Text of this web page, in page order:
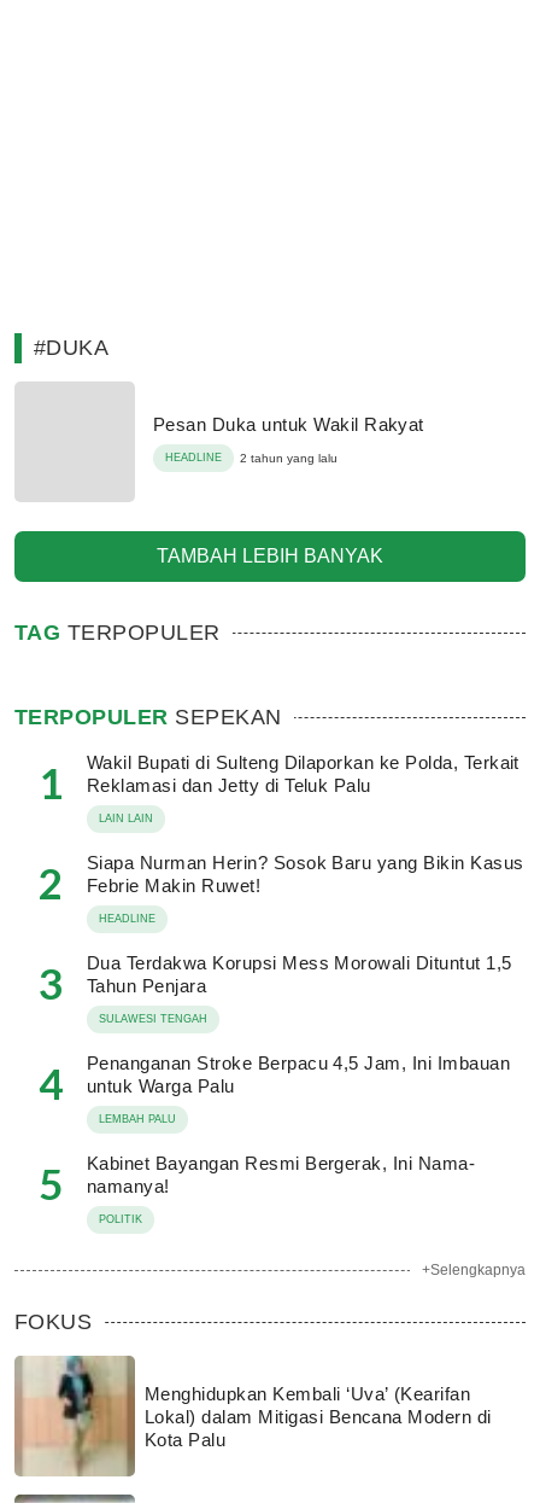
#DUKA
Pesan Duka untuk Wakil Rakyat
HEADLINE 2 tahun yang lalu
TAMBAH LEBIH BANYAK
TAG TERPOPULER
TERPOPULER SEPEKAN
1
Wakil Bupati di Sulteng Dilaporkan ke Polda, Terkait
Reklamasi dan Jetty di Teluk Palu
LAIN LAIN
2
Siapa Nurman Herin? Sosok Baru yang Bikin Kasus
Febrie Makin Ruwet!
HEADLINE
3
Dua Terdakwa Korupsi Mess Morowali Dituntut 1,5
Tahun Penjara
SULAWESI TENGAH
4
Penanganan Stroke Berpacu 4,5 Jam, Ini Imbauan
untuk Warga Palu
LEMBAH PALU
5
Kabinet Bayangan Resmi Bergerak, Ini Nama-
namanya!
POLITIK
+Selengkapnya
FOKUS
Menghidupkan Kembali ‘Uva’ (Kearifan
Lokal) dalam Mitigasi Bencana Modern di
Kota Palu